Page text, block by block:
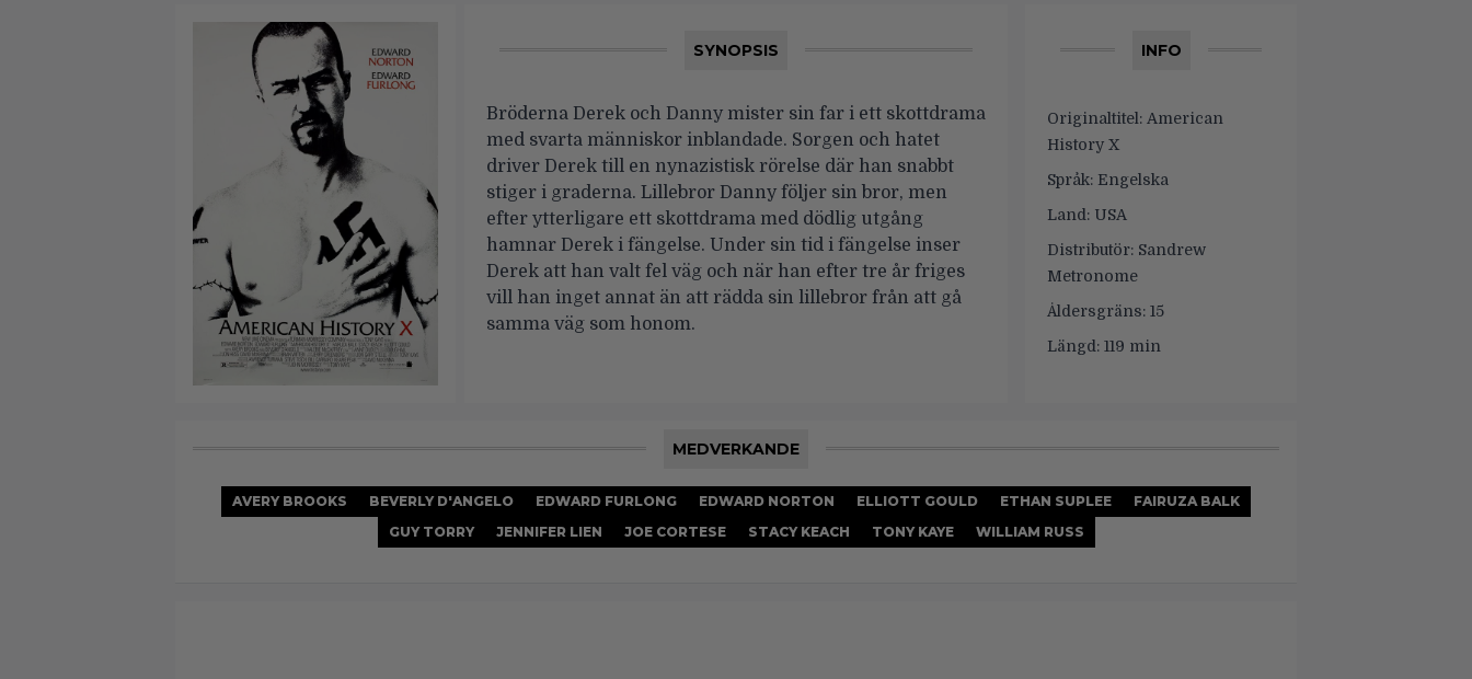
SYNOPSIS
Bröderna Derek och Danny mister sin far i ett skottdrama
med svarta människor inblandade. Sorgen och hatet
driver Derek till en nynazistisk rörelse där han snabbt
stiger i graderna. Lillebror Danny följer sin bror, men
efter ytterligare ett skottdrama med dödlig utgång
hamnar Derek i fängelse. Under sin tid i fängelse inser
Derek att han valt fel väg och när han efter tre år friges
vill han inget annat än att rädda sin lillebror från att gå
samma väg som honom.
INFO
Originaltitel: American
History X
Språk: Engelska
Land: USA
Distributör: Sandrew
Metronome
Åldersgräns: 15
Längd: 119 min
MEDVERKANDE
AVERY BROOKS BEVERLY D'ANGELO EDWARD FURLONG EDWARD NORTON ELLIOTT GOULD ETHAN SUPLEE
FAIRUZA BALK
GUY TORRY
JENNIFER LIEN JOE CORTESE STACY KEACH TONY KAYE WILLIAM RUSS